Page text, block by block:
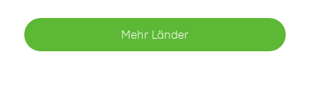
Mehr Länder